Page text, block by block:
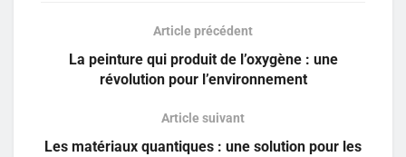
Article précédent
La peinture qui produit de l’oxygène : une
révolution pour l’environnement
Article suivant
Les matériaux quantiques : une solution pour les